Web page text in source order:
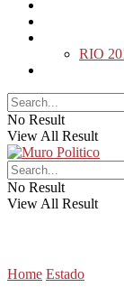
RIO
No Result
View All Result
No Result
View All Result
Home Estado